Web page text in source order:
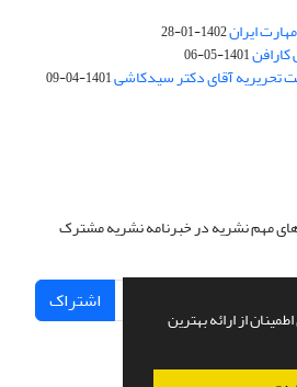
از ارائه بهترین
ایران1402-01-28
1401-05-06
تحریریه آقای دکتر سیدکاشی1401-04-09
های مهم نشریه در خبرنامه نشریه مشترک
اشتراک